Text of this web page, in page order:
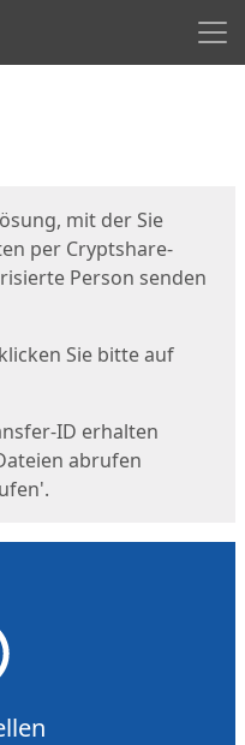
mit der Sie
per Cryptshare-
Person senden
Sie bitte auf
ID erhalten
abrufen